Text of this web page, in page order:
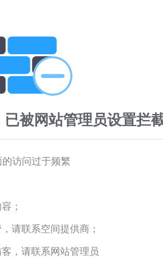
被网站管理员设置拦
访问过于频繁
；
请联系空间提供商；
，请联系网站管理员